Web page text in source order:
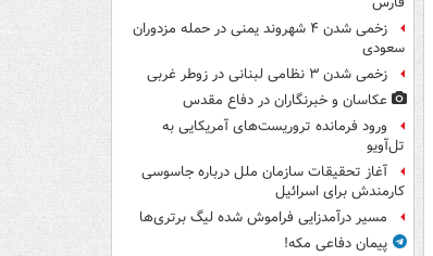
زخمی شدن ۴ شهروند یمنی در حمله مزدوران
سعودی
زخمی شدن ۳ نظامی لبنانی در زوطر غربی
عکاسان و خبرنگاران در دفاع مقدس
ورود فرمانده تروریست‌های آمریکایی به
تل‌آویو
آغاز تحقیقات سازمان ملل درباره جاسوسی
کارمندش برای اسرائیل
مسیر درآمدزایی فراموش شده لیگ برتری‌ها
پیمان دفاعی مکه!